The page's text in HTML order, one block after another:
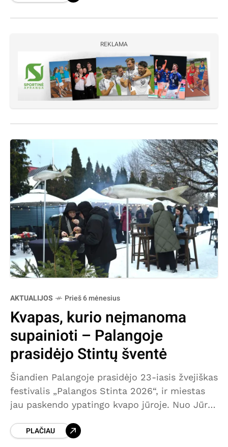
REKLAMA
AKTUALIJOS Prieš 6 mėnesius
Kvapas, kurio neįmanoma
supainioti – Palangoje
prasidėjo Stintų šventė
Šiandien Palangoje prasidėjo 23-iasis žvejiškas
festivalis „Palangos Stinta 2026“, ir miestas
jau paskendo ypatingo kvapo jūroje. Nuo Jūros
tvyro keptos, rūkytos ir vytintos
PLAČIAU